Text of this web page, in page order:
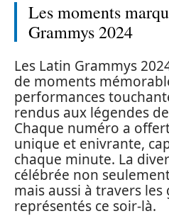
Les moments
Grammys 2024
Les Latin Grammys
de moments
performances
rendus aux légendes
Chaque numéro a
unique et enivrante,
chaque minute. La
célébrée non
mais aussi à travers
représentés ce soir-là.